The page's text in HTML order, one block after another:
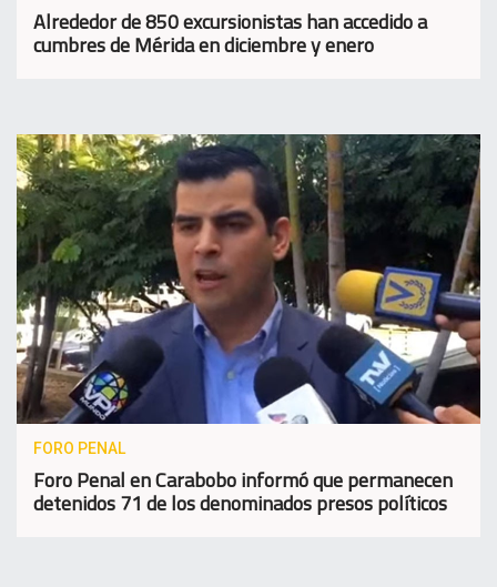
Alrededor de 850 excursionistas han accedido a
cumbres de Mérida en diciembre y enero
FORO PENAL
Foro Penal en Carabobo informó que permanecen
detenidos 71 de los denominados presos políticos